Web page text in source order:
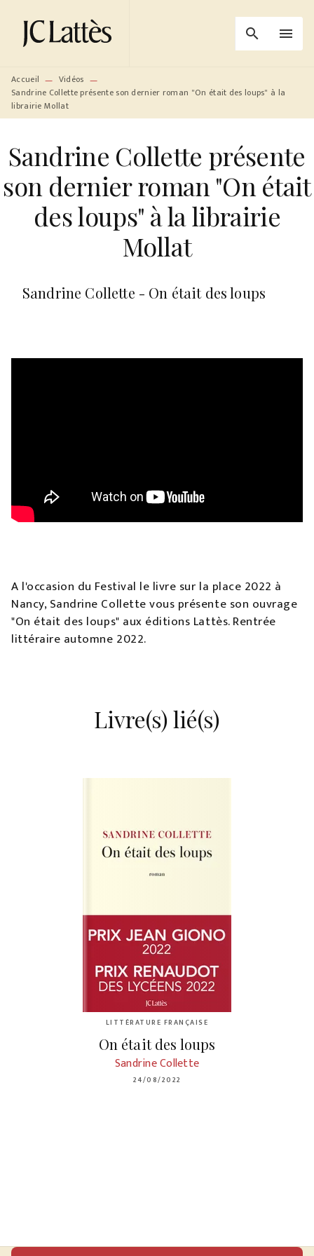
MENU RECHERCHE
PIED DE PAGE
search menu
Accueil — Vidéos —
Sandrine Collette présente son dernier roman "On était des loups" à la
librairie Mollat
Sandrine Collette présente
son dernier roman "On était
des loups" à la librairie
Mollat
Sandrine Collette - On était des loups
A l'occasion du Festival le livre sur la place 2022 à
Nancy, Sandrine Collette vous présente son ouvrage
"On était des loups" aux éditions Lattès. Rentrée
littéraire automne 2022.
Livre(s) lié(s)
LITTÉRATURE FRANÇAISE
On était des loups
Sandrine Collette
24/08/2022